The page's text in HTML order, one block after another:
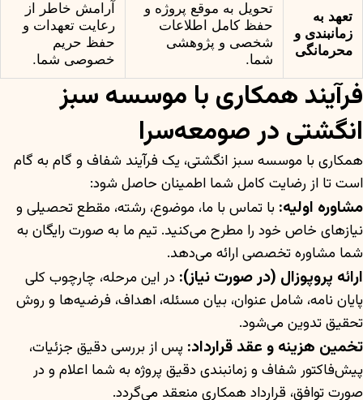
تعهد به
زمانبندی و
محرمانگی
تحویل به موقع پروژه و
حفظ کامل اطلاعات
شخصی و پژوهشی
شما.
آرامش خاطر از
رعایت تعهدات و
حفظ حریم
خصوصی شما.
فرآیند همکاری با موسسه سبز
انگشتی در صومعه‌سرا
همکاری با موسسه سبز انگشتی، یک فرآیند شفاف و گام به گام
است تا از رضایت کامل شما اطمینان حاصل شود:
مشاوره اولیه: با تماس با ما، موضوع، رشته، مقطع تحصیلی و
نیازهای خاص خود را مطرح می‌کنید. تیم ما به صورت رایگان به
شما مشاوره تخصصی ارائه می‌دهد.
ارائه پروپوزال (در صورت نیاز): در این مرحله، چارچوب کلی
پایان نامه، شامل عنوان، بیان مسئله، اهداف، فرضیه‌ها و روش
تحقیق تدوین می‌شود.
تخمین هزینه و عقد قرارداد: پس از بررسی دقیق جزئیات،
پیش‌فاکتور شفاف و زمانبندی دقیق پروژه به شما اعلام و در
صورت توافق، قرارداد همکاری منعقد می‌گردد.